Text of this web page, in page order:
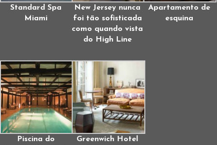
Standard Spa
Miami
New Jersey nunca
foi tão sofisticada
como quando vista
do High Line
Apartamento de
esquina
Piscina do
Greenwich Hotel